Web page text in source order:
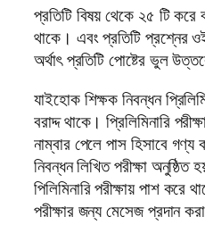
প্রতিটি বিষয় থেকে ২৫ টি করে
থাকে। এবং প্রতিটি প্রশ্নের
অর্থাৎ প্রতিটি পোষ্টের ভুল
যাইহোক শিক্ষক নিবন্ধন
বরাদ্দ থাকে। প্রিলিমিনারি
নাম্বার পেলে পাস হিসাবে গণ্য
নিবন্ধন লিখিত পরীক্ষা অনুষ্ঠিত
পিলিমিনারি পরীক্ষায় পাশ করে
পরীক্ষার জন্য মেসেজ প্রদান